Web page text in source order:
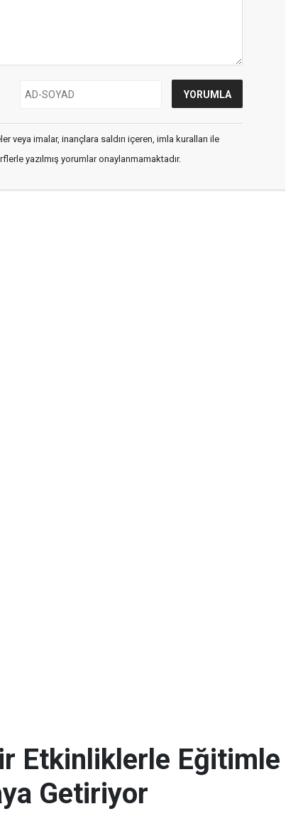
veya imalar, inançlara saldırı içeren, imla kuralları ile
yazılmış yorumlar onaylanmamaktadır.
Etkinliklerle Eğitimle
Getiriyor